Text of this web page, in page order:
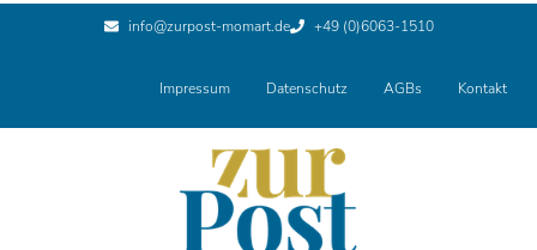
info@zurpost-momart.de +49 (0)6063-1510
Impressum Datenschutz AGBs Kontakt